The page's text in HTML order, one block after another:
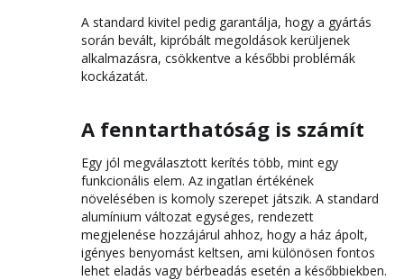
A standard kivitel pedig garantálja, hogy a gyártás
során bevált, kipróbált megoldások kerüljenek
alkalmazásra, csökkentve a későbbi problémák
kockázatát.
A fenntarthatóság is számít
Egy jól megválasztott kerítés több, mint egy
funkcionális elem. Az ingatlan értékének
növelésében is komoly szerepet játszik. A standard
alumínium változat egységes, rendezett
megjelenése hozzájárul ahhoz, hogy a ház ápolt,
igényes benyomást keltsen, ami különösen fontos
lehet eladás vagy bérbeadás esetén a későbbiekben.